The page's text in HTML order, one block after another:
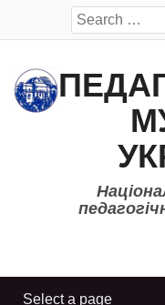
Search
for: